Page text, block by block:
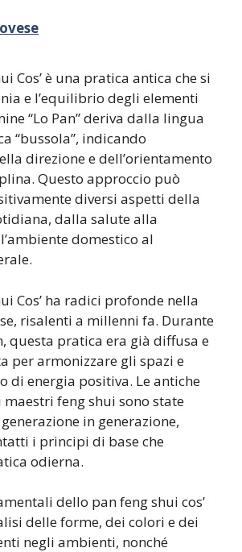
Cos’ è una pratica antica che si
e l’equilibrio degli elementi
“Lo Pan” deriva dalla lingua
“bussola”, indicando
direzione e dell’orientamento
Questo approccio può
diversi aspetti della
dalla salute alla
domestico al
Cos’ ha radici profonde nella
risalenti a millenni fa. Durante
questa pratica era già diffusa e
per armonizzare gli spazi e
di energia positiva. Le antiche
maestri feng shui sono state
in generazione,
i principi di base che
odierna.
dello pan feng shui cos’
delle forme, dei colori e dei
negli ambienti, nonché